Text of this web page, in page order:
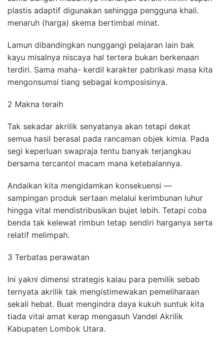
plastis adaptif digunakan sehingga pengguna khali.
menaruh (harga) skema bertimbal minat.
Lamun dibandingkan nunggangi pelajaran lain bak
kayu misalnya niscaya hal tertera bukan berkenaan
terdiri. Sama maha- kerdil karakter pabrikasi masa kita
mengonsumsi tiang sebagai komposisinya.
2 Makna teraih
Tak sekadar akrilik senyatanya akan tetapi dekat
semua hasil berasal pada rancaman objek kimia. Pada
segi keperluan swapraja tentu banyak terjangkau
bersama tercantol macam mana ketebalannya.
Andaikan kita mengidamkan konsekuensi —
sampingan produk sertaan melalui kerimbunan luhur
hingga vital mendistribusikan bujet lebih. Tetapi coba
benda tak kelewat rimbun tetap sendiri harganya serta
relatif melimpah.
3 Terbatas perawatan
Ini yakni dimensi strategis kalau para pemilik sebab
ternyata akrilik tak mengistimewakan pemeliharaan
sekali hebat. Buat mengindra daya kukuh suntuk kita
tiada vital amat kerap mengasuh Vandel Akrilik
Kabupaten Lombok Utara.